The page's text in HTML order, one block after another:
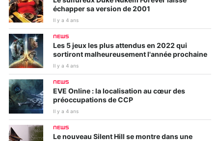
échapper sa version de 2001
Il y a 4 ans
NEWS
Les 5 jeux les plus attendus en 2022 qui
sortiront malheureusement l'année prochaine
Il y a 4 ans
NEWS
EVE Online : la localisation au cœur des
préoccupations de CCP
Il y a 4 ans
NEWS
Le nouveau Silent Hill se montre dans une